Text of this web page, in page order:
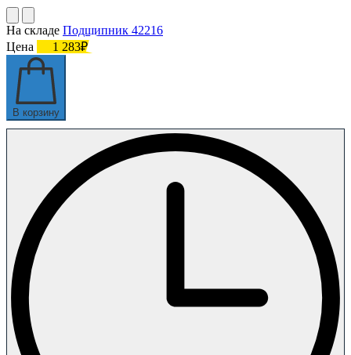
На складе Подшипник 42216
Цена
1 283₽
В корзину